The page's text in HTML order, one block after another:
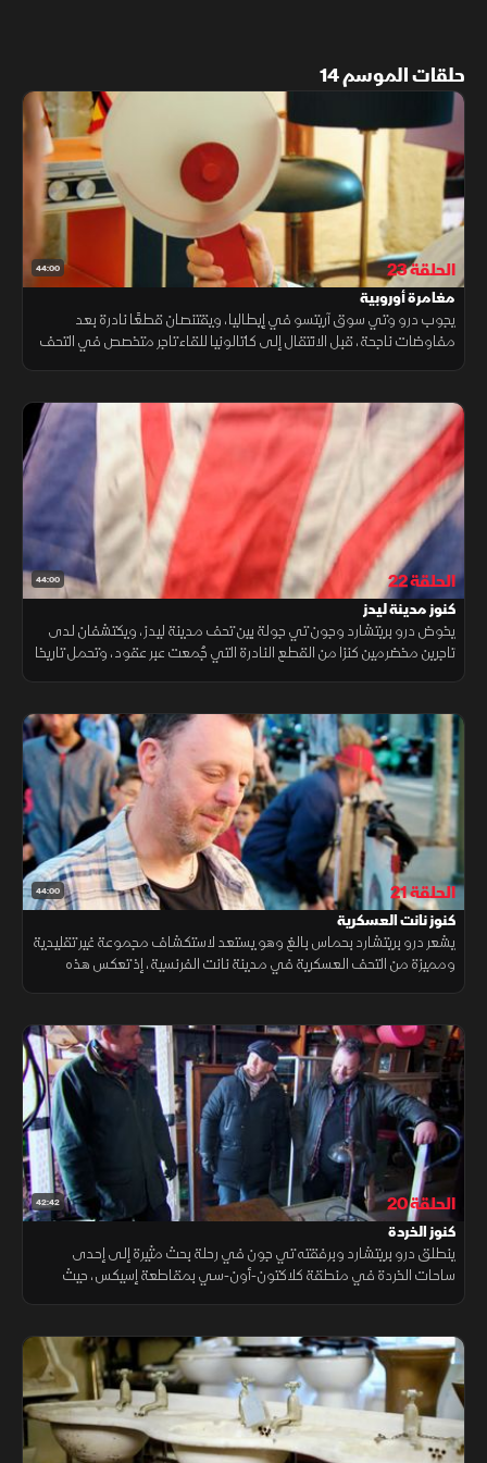
حلقات الموسم 14
44:00 الحلقة 23
مغامرة أوروبية
يجوب درو وتي سوق آريتسو في إيطاليا، ويقتنصان قطعًا نادرة بعد
مفاوضات ناجحة، قبل الانتقال إلى كاتالونيا للقاء تاجر متخصص في التحف
44:00 الحلقة 22
كنوز مدينة ليدز
يخوض درو بريتشارد وجون تي جولة بين تحف مدينة ليدز، ويكتشفان لدى
تاجرين مخضرمين كنزا من القطع النادرة التي جُمعت عبر عقود، وتحمل تاريخا
44:00 الحلقة 21
كنوز نانت العسكرية
يشعر درو بريتشارد بحماس بالغ وهو يستعد لاستكشاف مجموعة غير تقليدية
ومميزة من التحف العسكرية في مدينة نانت الفرنسية، إذ تعكس هذه
42:42 الحلقة 20
كنوز الخردة
ينطلق درو بريتشارد وبرفقته تي جون في رحلة بحث مثيرة إلى إحدى
ساحات الخردة في منطقة كلاكتون-أون-سي بمقاطعة إسيكس، حيث